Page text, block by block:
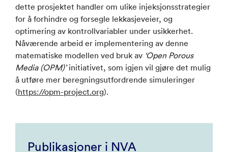
dette prosjektet handler om ulike injeksjonsstrategier
for å forhindre og forsegle lekkasjeveier, og
optimering av kontrollvariabler under usikkerhet.
Nåværende arbeid er implementering av denne
matematiske modellen ved bruk av ‘Open Porous
Media (OPM)’initiativet, som igjen vil gjøre det mulig
å utføre mer beregningsutfordrende simuleringer
(https://opm-project.org).
Publikasjoner i NVA